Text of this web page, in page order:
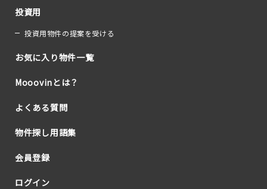
投資用
投資用物件の提案を受ける
お気に入り物件一覧
Mooovinとは？
よくある質問
物件探し用語集
会員登録
ログイン